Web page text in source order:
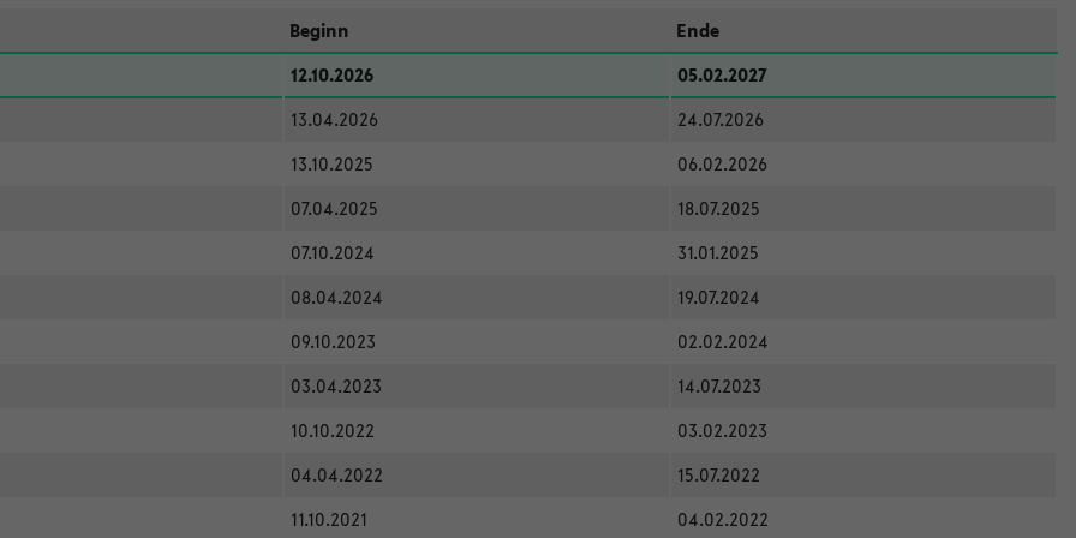
Beginn
Ende
12.10.2026
05.02.2027
13.04.2026
24.07.2026
13.10.2025
06.02.2026
07.04.2025
18.07.2025
07.10.2024
31.01.2025
08.04.2024
19.07.2024
09.10.2023
02.02.2024
03.04.2023
14.07.2023
10.10.2022
03.02.2023
04.04.2022
15.07.2022
11.10.2021
04.02.2022